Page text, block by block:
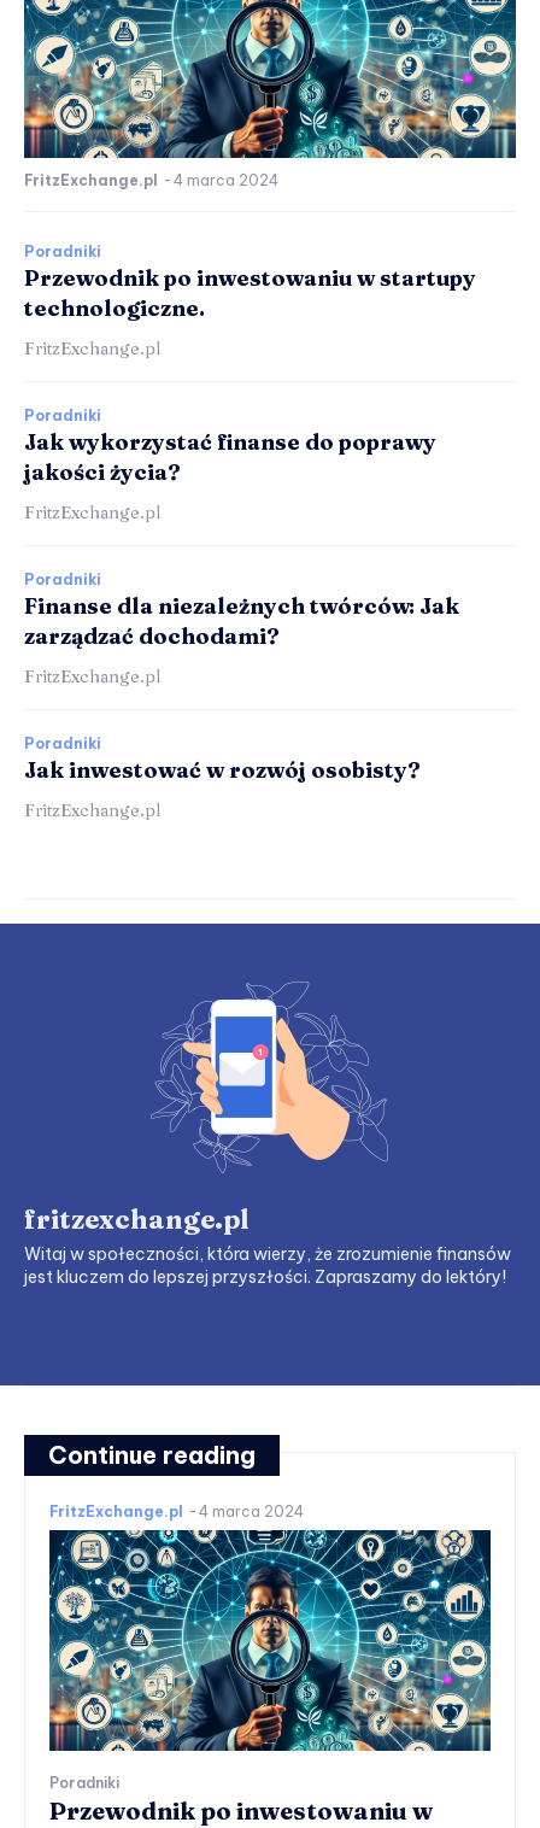
FritzExchange.pl - 4 marca 2024
Poradniki
Przewodnik po inwestowaniu w startupy
technologiczne.
FritzExchange.pl
Poradniki
Jak wykorzystać finanse do poprawy
jakości życia?
FritzExchange.pl
Poradniki
Finanse dla niezależnych twórców: Jak
zarządzać dochodami?
FritzExchange.pl
Poradniki
Jak inwestować w rozwój osobisty?
FritzExchange.pl
Continue reading
FritzExchange.pl - 4 marca 2024
Poradniki
Przewodnik po inwestowaniu w
fritzexchange.pl
Witaj w społeczności, która wierzy, że zrozumienie finansów
jest kluczem do lepszej przyszłości. Zapraszamy do lektóry!